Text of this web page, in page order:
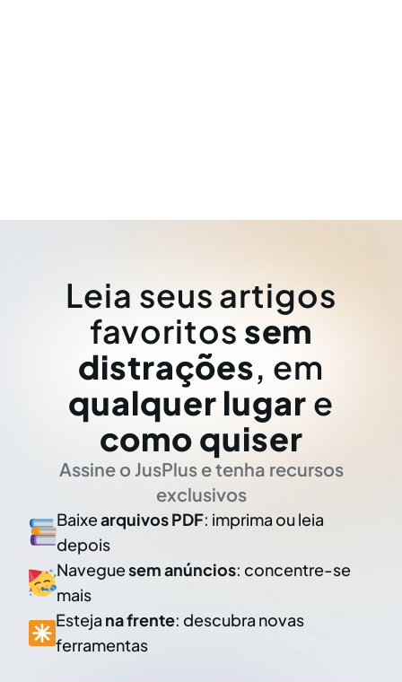
Leia seus artigos
favoritos sem
distrações, em
qualquer lugar e
como quiser
Assine o JusPlus e tenha recursos
exclusivos
Baixearquivos PDF: imprima ou leia
depois
Naveguesem anúncios: concentre-se
mais
Esteja na frente: descubra novas
ferramentas